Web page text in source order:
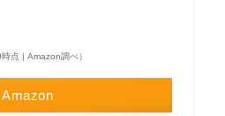
点 | Amazon調べ）
Amazon